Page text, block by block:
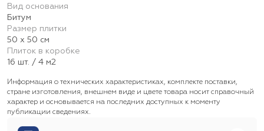
Вид основания
Битум
Размер плитки
50 х 50 см
Плиток в коробке
16 шт. / 4 м2
Информация о технических характеристиках, комплекте поставки,
стране изготовления, внешнем виде и цвете товара носит справочный
характер и основывается на последних доступных к моменту
публикации сведениях.